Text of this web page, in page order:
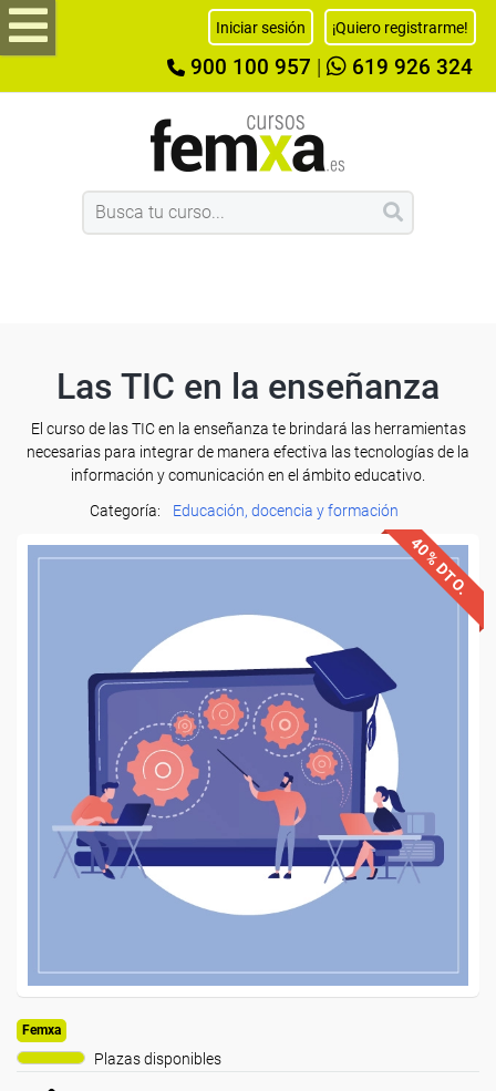
Iniciar sesión ¡Quiero registrarme!
900 100 957 619 926 324
Las TIC en la enseñanza
El curso de las TIC en la enseñanza te brindará las herramientas
necesarias para integrar de manera efectiva las tecnologías de la
información y comunicación en el ámbito educativo.
Categoría:
Educación, docencia y formación
40% DTO.
Femxa
Plazas disponibles